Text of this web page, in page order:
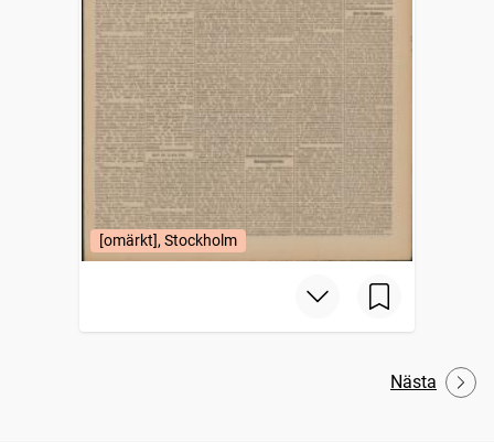
[omärkt], Stockholm
Nästa